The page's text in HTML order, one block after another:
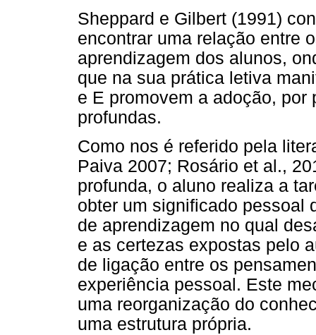
Sheppard e Gilbert (1991)
encontrar uma relação entre
aprendizagem dos alunos,
que na sua prática letiva
e E promovem a adoção,
profundas.
Como nos é referido pela
Paiva 2007; Rosário et al.,
profunda, o aluno realiza a
obter um significado pessoal
de aprendizagem no qual
e as certezas expostas pelo
de ligação entre os
experiência pessoal. Este
uma reorganização do
uma estrutura própria.